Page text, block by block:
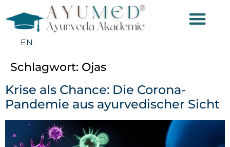
EN
Schlagwort: Ojas
Krise als Chance: Die Corona-
Pandemie aus ayurvedischer Sicht